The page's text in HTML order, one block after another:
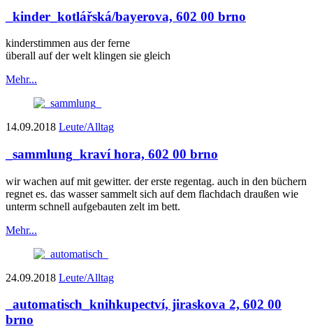
_kinder_ kotlářská/bayerova, 602 00 brno
kinderstimmen aus der ferne
überall auf der welt klingen sie gleich
Mehr...
14.09.2018 Leute/Alltag
_sammlung_ kraví hora, 602 00 brno
wir wachen auf mit gewitter. der erste regentag. auch in den büchern
regnet es. das wasser sammelt sich auf dem flachdach draußen wie
unterm schnell aufgebauten zelt im bett.
Mehr...
24.09.2018 Leute/Alltag
_automatisch_ knihkupectví, jiraskova 2, 602 00
brno